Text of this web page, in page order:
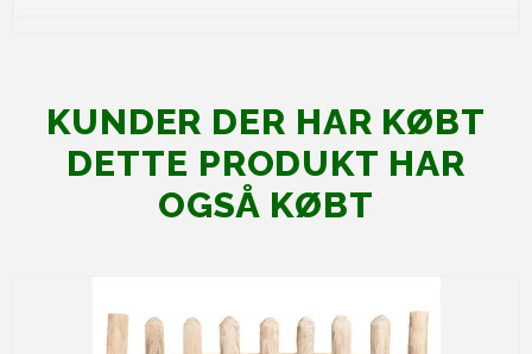
KUNDER DER HAR KØBT
DETTE PRODUKT HAR
OGSÅ KØBT